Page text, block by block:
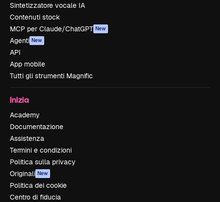
Sintetizzatore vocale IA
Contenuti stock
MCP per Claude/ChatGPT New
Agenti New
API
App mobile
Tutti gli strumenti Magnific
Inizia
Academy
Documentazione
Assistenza
Termini e condizioni
Politica sulla privacy
Originali New
Politica dei cookie
Centro di fiducia